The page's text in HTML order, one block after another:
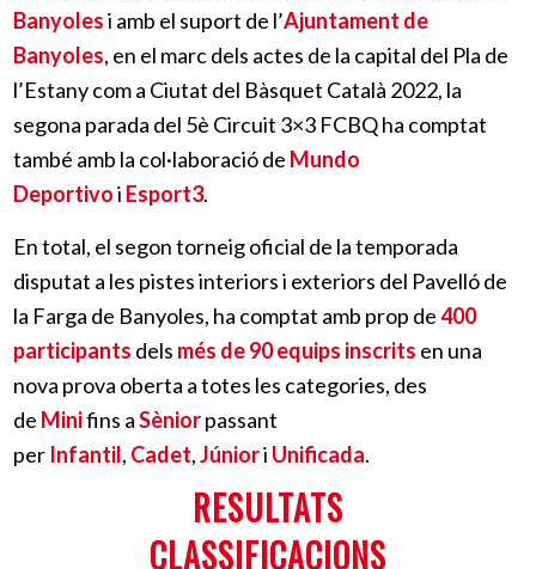
Banyolesi amb el suport de l’Ajuntament de
Banyoles, en el marc dels actes de la capital del Pla de
l’Estany com a Ciutat del Bàsquet Català 2022, la
segona parada del 5è Circuit 3×3 FCBQ ha comptat
també amb la col·laboració de Mundo
Deportivoi Esport3.
En total, el segon torneig oficial de la temporada
disputat a les pistes interiors i exteriors del Pavelló de
la Farga de Banyoles, ha comptat amb prop de400
participants dels més de 90 equips inscrits en una
nova prova oberta a totes les categories, des
de Minifins aSèniorpassant
per Infantil, Cadet,Júniori Unificada.
RESULTATS
CLASSIFICACIONS